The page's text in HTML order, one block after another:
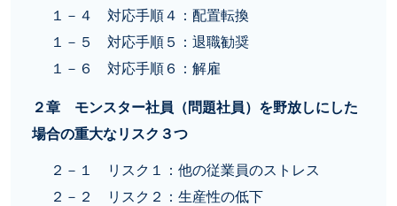
１－４ 対応手順４：配置転換
１－５ 対応手順５：退職勧奨
１－６ 対応手順６：解雇
２章 モンスター社員（問題社員）を野放しにした
場合の重大なリスク３つ
２－１ リスク１：他の従業員のストレス
２－２ リスク２：生産性の低下